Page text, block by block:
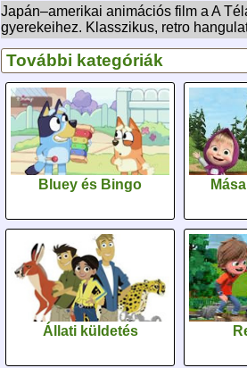
Japán–amerikai animációs film a A
gyerekeihez. Klasszikus, retro
További kategóriák
Bluey és Bingo
Állati küldetés